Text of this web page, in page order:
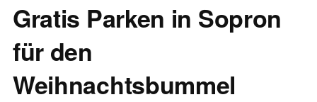
Gratis Parken in Sopron
für den
Weihnachtsbummel